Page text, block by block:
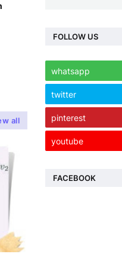
all
FOLLOW US
whatsapp
twitter
pinterest
youtube
FACEBOOK